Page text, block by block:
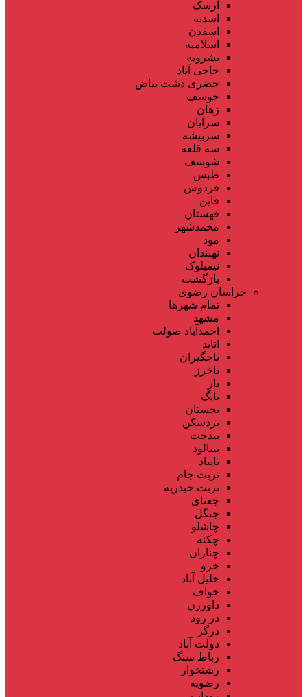
ارسک
اسدیه
اسفدن
اسلامیه
بشرویه
حاجی آباد
خضری دشت بیاض
خوسف
زهان
سرایان
سربیشه
سه قلعه
شوسف
طبس
فردوس
قاین
قهستان
محمدشهر
مود
نهبندان
نیمبلوک
بازگشت
خراسان رضوی
تمام شهر‌ها
مشهد
احمدآباد صولت
انابد
باجگیران
باخرز
بار
بایگ
بجستان
بردسکن
بیدخت
بینالود
تایباد
تربت جام
تربت حیدریه
جغتای
جنگل
چاشلو
چکنه
چناران
خرو
خلیل آباد
خواف
داورزن
در رود
درگز
دولت آباد
رباط سنگ
رشتخوار
رضویه